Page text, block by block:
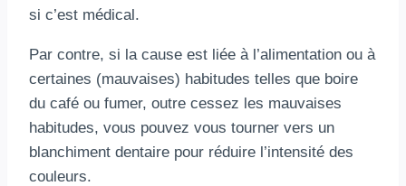
si c’est médical.
Par contre, si la cause est liée à l’alimentation ou à
certaines (mauvaises) habitudes telles que boire
du café ou fumer, outre cessez les mauvaises
habitudes, vous pouvez vous tourner vers un
blanchiment dentaire pour réduire l’intensité des
couleurs.